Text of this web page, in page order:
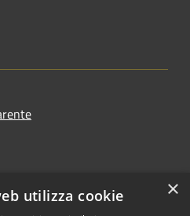
×
utilizza cookie